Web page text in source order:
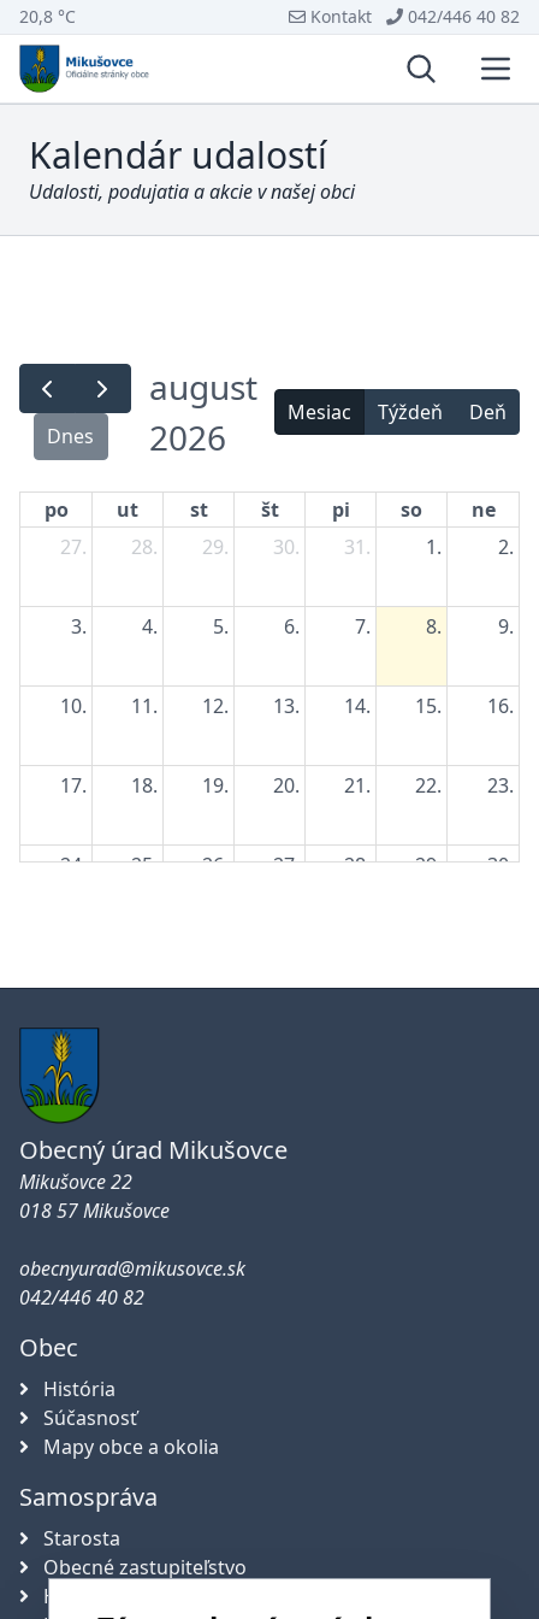
20,8 °C Kontakt 042/446 40 82
Vyhľadávanie
Kalendár udalostí
Udalosti, podujatia a akcie v našej obci
Dnes
august
2026
Mesiac Týždeň Deň
po ut st št pi so
ne
27.
28. 29. 30. 31. 1. 2.
3. 4. 5. 6. 7. 8. 9.
10. 11. 12. 13. 14. 15. 16.
17. 18. 19. 20. 21. 22. 23.
24. 25. 26. 27. 28. 29. 30.
Obecný úrad Mikušovce
Mikušovce 22
018 57 Mikušovce
obecnyurad@mikusovce.sk
042/446 40 82
Obec
História
Súčasnosť
Mapy obce a okolia
Samospráva
Starosta
Obecné zastupiteľstvo
Hlavný kontrolór obce